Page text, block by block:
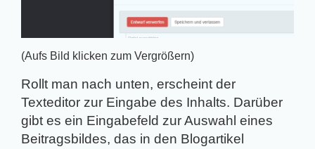
(Aufs Bild klicken zum Vergrößern)
Rollt man nach unten, erscheint der
Texteditor zur Eingabe des Inhalts. Darüber
gibt es ein Eingabefeld zur Auswahl eines
Beitragsbildes, das in den Blogartikel